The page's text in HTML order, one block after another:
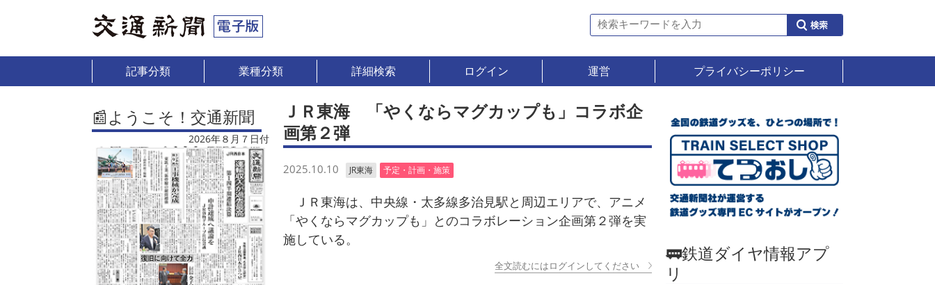
記事分類 業種分類 詳細検索 ログイン 運営 プライバシーポリシー
📰ようこそ！交通新聞
2026年８月７日付
ＪＲ東海 「やくならマグカップも」コラボ企
画第２弾
2025.10.10 JR東海 予定・計画・施策
ＪＲ東海は、中央線・太多線多治見駅と周辺エリアで、アニメ
「やくならマグカップも」とのコラボレーション企画第２弾を実
施している。
全文読むにはログインしてください
🚃鉄道ダイヤ情報アプ
リ